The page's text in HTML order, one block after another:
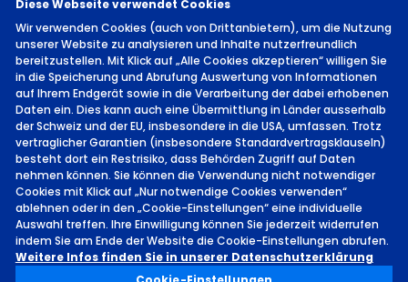
©2026 von MCH Group AG
Standort.
Diese Webseite verwendet Cookies
Wir verwenden Cookies (auch von Drittanbietern), um die Nutzung
unserer Website zu analysieren und Inhalte nutzerfreundlich
bereitzustellen. Mit Klick auf „Alle Cookies akzeptieren“ willigen Sie
in die Speicherung und Abrufung Auswertung von Informationen
auf Ihrem Endgerät sowie in die Verarbeitung der dabei erhobenen
Daten ein. Dies kann auch eine Übermittlung in Länder ausserhalb
der Schweiz und der EU, insbesondere in die USA, umfassen. Trotz
vertraglicher Garantien (insbesondere Standardvertragsklauseln)
besteht dort ein Restrisiko, dass Behörden Zugriff auf Daten
nehmen können. Sie können die Verwendung nicht notwendiger
Cookies mit Klick auf „Nur notwendige Cookies verwenden“
ablehnen oder in den „Cookie-Einstellungen“ eine individuelle
Auswahl treffen. Ihre Einwilligung können Sie jederzeit widerrufen
indem Sie am Ende der Website die Cookie-Einstellungen abrufen.
Weitere Infos finden Sie in unserer Datenschutzerklärung